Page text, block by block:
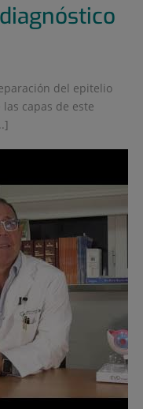
del epitelio
capas de este